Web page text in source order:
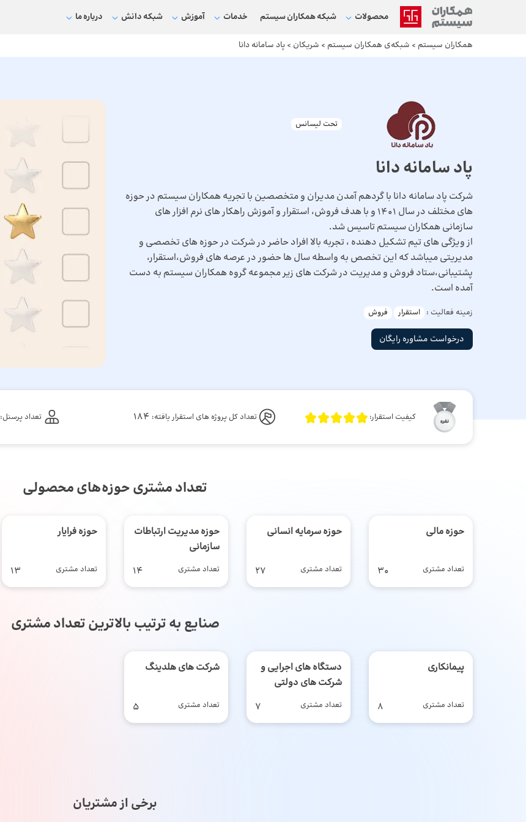
محصولات شبکه‌ همکاران سیستم خدمات آموزش شبکه دانش درباره ما
همکاران سیستم > شبکه‌ی همکاران سیستم > شریکان > پاد سامانه دانا
تحت لیسانس
پاد سامانه دانا
شرکت پاد سامانه دانا با گردهم آمدن مدیران و متخصصین با تجریه همکاران سیستم در حوزه
های مختلف در سال 1401 و با هدف فروش، استقرار و آموزش راهکار های نرم افزار های
سازمانی همکاران سیستم تاسیس شد.
از ویژگی های تیم تشکیل دهنده ، تجربه بالا افراد حاضر در شرکت در حوزه های تخصصی و
مدیریتی میباشد که این تخصص به واسطه سال ها حضور در عرصه های فروش،استقرار،
پشتیبانی،ستاد فروش و مدیریت در شرکت های زیر مجموعه گروه همکاران سیستم به دست
آمده است.
زمینه فعالیت : استقرار فروش
درخواست مشاوره رایگان
کیفیت استقرار: تعداد کل پروژه های استقرار یافته: 184 تعداد پرسنل:
تعداد مشتری حوزه‌های محصولی
حوزه مالی
تعداد مشتری 30
حوزه سرمایه انسانی
تعداد مشتری 27
حوزه مدیریت ارتباطات
سازمانی
تعداد مشتری 14
حوزه فرایار
تعداد مشتری 13
صنایع به ترتیب بالاترین تعداد مشتری
پیمانکاری
تعداد مشتری 8
دستگاه های اجرایی و
شرکت های دولتی
تعداد مشتری 7
شرکت های هلدینگ
تعداد مشتری 5
برخی از مشتریان